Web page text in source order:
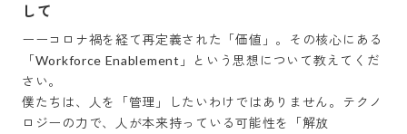
して
ーーコロナ禍を経て再定義された「価値」。その核心にある
「Workforce Enablement」という思想について教えてくだ
さい。
僕たちは、人を「管理」したいわけではありません。テクノ
ロジーの力で、人が本来持っている可能性を「解放